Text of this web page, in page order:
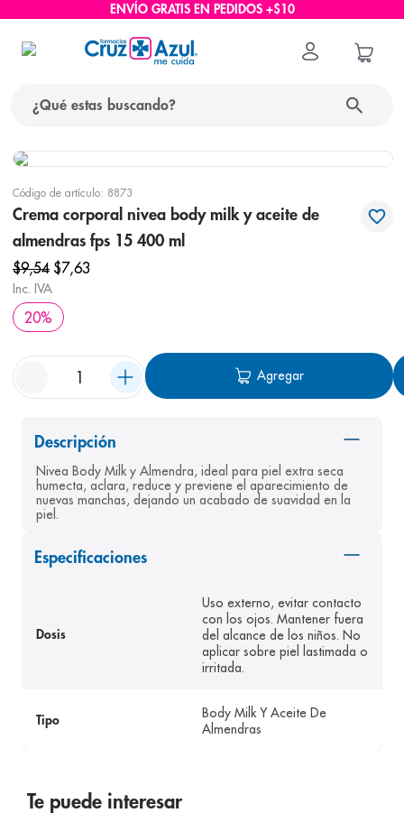
ENVÍO GRATIS EN PEDIDOS +$10
Código de artículo: 8873
Crema corporal nivea body milk y aceite de
almendras fps 15 400 ml
$9,54 $7,63
Inc. IVA
20%
Agregar
Descripción
Nivea Body Milk y Almendra, ideal para piel extra seca
humecta, aclara, reduce y previene el aparecimiento de
nuevas manchas, dejando un acabado de suavidad en la
piel.
Especificaciones
Dosis
Uso externo, evitar contacto
con los ojos. Mantener fuera
del alcance de los niños. No
aplicar sobre piel lastimada o
irritada.
Tipo
Body Milk Y Aceite De
Almendras
Te puede interesar
términos más buscados
protector solar
2. pañales
3. eucerin
4 .
5. nivea
6. bioderma
panolini
10.prueba embarazo